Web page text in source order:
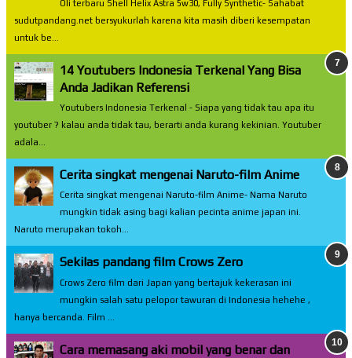
Oli terbaru Shell Helix Astra 5w30, Fully Synthetic- Sahabat
sudutpandang.net bersyukurlah karena kita masih diberi kesempatan
untuk be...
14 Youtubers Indonesia Terkenal Yang Bisa
Anda Jadikan Referensi
Youtubers Indonesia Terkenal - Siapa yang tidak tau apa itu
youtuber ? kalau anda tidak tau, berarti anda kurang kekinian. Youtuber
adala...
Cerita singkat mengenai Naruto-film Anime
Cerita singkat mengenai Naruto-film Anime- Nama Naruto
mungkin tidak asing bagi kalian pecinta anime japan ini.
Naruto merupakan tokoh...
Sekilas pandang film Crows Zero
Crows Zero film dari Japan yang bertajuk kekerasan ini
mungkin salah satu pelopor tawuran di Indonesia hehehe ,
hanya bercanda. Film ...
Cara memasang aki mobil yang benar dan